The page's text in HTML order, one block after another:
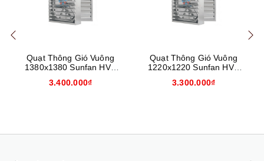
Quạt Thông Gió Vuông
1380x1380 Sunfan HVT
3.400.000₫
Quạt Thông Gió Vuông
1220x1220 Sunfan HVT
3.300.000₫